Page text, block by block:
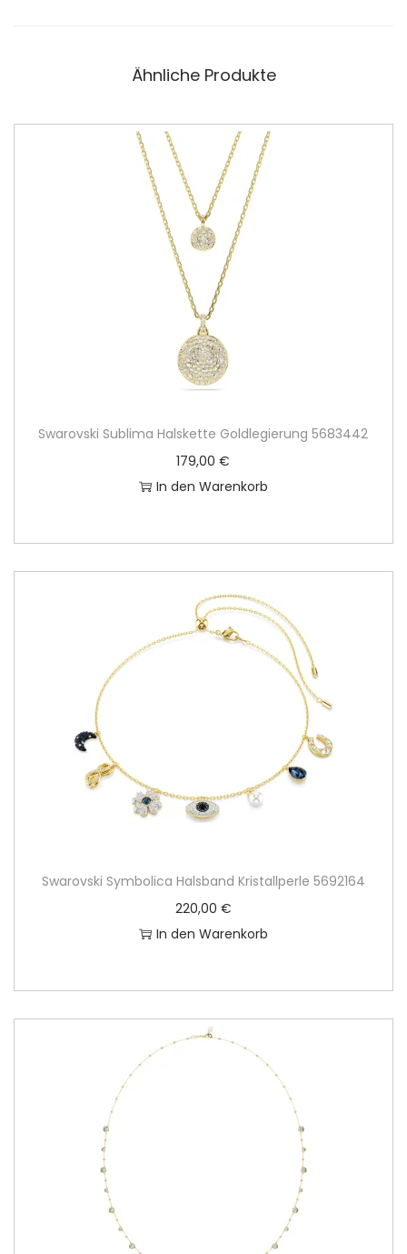
Ähnliche Produkte
Swarovski Sublima Halskette Goldlegierung 5683442
179,00€
In den Warenkorb
Swarovski Symbolica Halsband Kristallperle 5692164
220,00 €
In den Warenkorb